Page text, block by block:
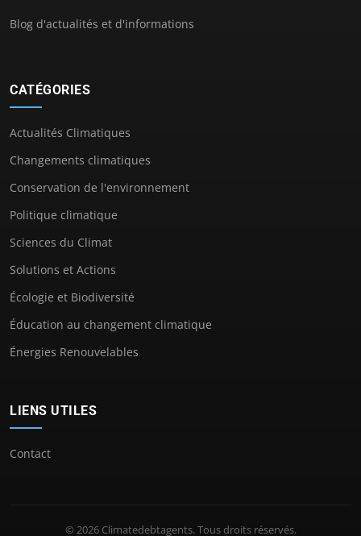
Blog d'actualités et d'informations
CATÉGORIES
Actualités Climatiques
Changements climatiques
Conservation de l'environnement
Politique climatique
Sciences du Climat
Solutions et Actions
Écologie et Biodiversité
Éducation au changement climatique
Énergies Renouvelables
LIENS UTILES
Contact
© 2026 Climatedebtagents. Tous droits réservés.